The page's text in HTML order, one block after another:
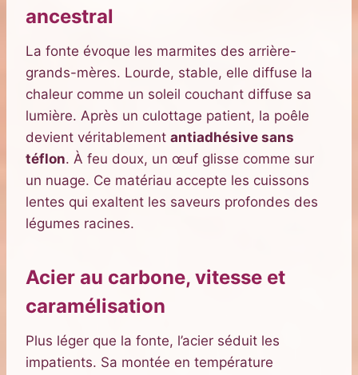
ancestral
La fonte évoque les marmites des arrière-
grands-mères. Lourde, stable, elle diffuse la
chaleur comme un soleil couchant diffuse sa
lumière. Après un culottage patient, la poêle
devient véritablement antiadhésive sans
téflon. À feu doux, un œuf glisse comme sur
un nuage. Ce matériau accepte les cuissons
lentes qui exaltent les saveurs profondes des
légumes racines.
Acier au carbone, vitesse et
caramélisation
Plus léger que la fonte, l’acier séduit les
impatients. Sa montée en température